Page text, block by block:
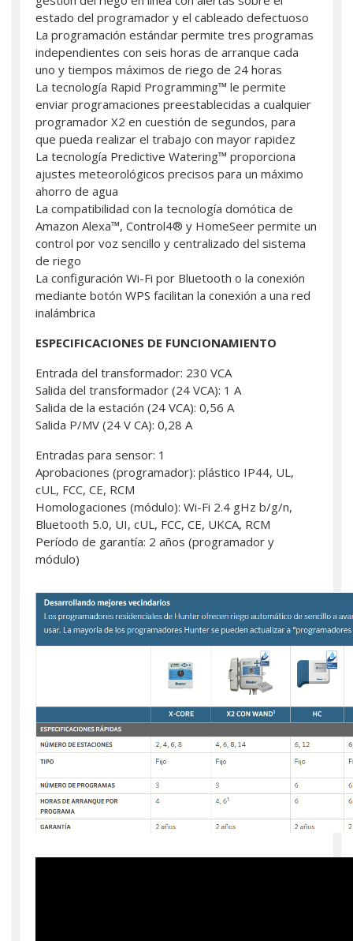
estado del programador y el cableado defectuoso
La programación estándar permite tres programas
independientes con seis horas de arranque cada
uno y tiempos máximos de riego de 24 horas
La tecnología Rapid Programming™ le permite
enviar programaciones preestablecidas a cualquier
programador X2 en cuestión de segundos, para
que pueda realizar el trabajo con mayor rapidez
La tecnología Predictive Watering™ proporciona
ajustes meteorológicos precisos para un máximo
ahorro de agua
La compatibilidad con la tecnología domótica de
Amazon Alexa™, Control4® y HomeSeer permite un
control por voz sencillo y centralizado del sistema
de riego
La configuración Wi-Fi por Bluetooth o la conexión
mediante botón WPS facilitan la conexión a una red
inalámbrica
ESPECIFICACIONES DE FUNCIONAMIENTO
Entrada del transformador: 230 VCA
Salida del transformador (24 VCA): 1 A
Salida de la estación (24 VCA): 0,56 A
Salida P/MV (24 V CA): 0,28 A
Entradas para sensor: 1
Aprobaciones (programador): plástico IP44, UL,
cUL, FCC, CE, RCM
Homologaciones (módulo): Wi-Fi 2.4 gHz b/g/n,
Bluetooth 5.0, UI, cUL, FCC, CE, UKCA, RCM
Período de garantía: 2 años (programador y
módulo)